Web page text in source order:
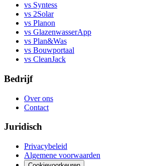
vs Syntess
vs 2Solar
vs Planon
vs GlazenwasserApp
vs Plan&Was
vs Bouwportaal
vs CleanJack
Bedrijf
Over ons
Contact
Juridisch
Privacybeleid
Algemene voorwaarden